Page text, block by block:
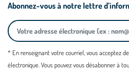
Abonnez-vous à notre lettre
* En renseignant votre courriel, vous acceptez
électronique. Vous pouvez vous désabonner à